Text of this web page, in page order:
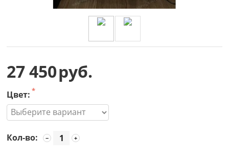
27 450руб.
Цвет:
Кол-во: +
−